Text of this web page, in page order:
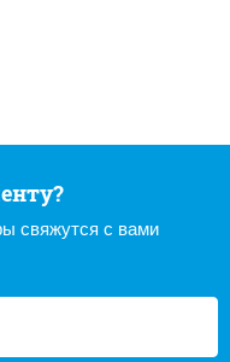
свяжутся с вами